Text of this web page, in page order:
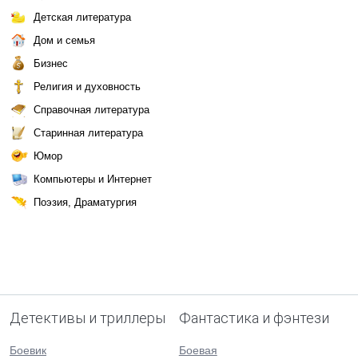
Детская литература
Дом и семья
Бизнес
Религия и духовность
Справочная литература
Старинная литература
Юмор
Компьютеры и Интернет
Поэзия, Драматургия
Детективы и триллеры
Боевик
Фантастика и фэнтези
Боевая